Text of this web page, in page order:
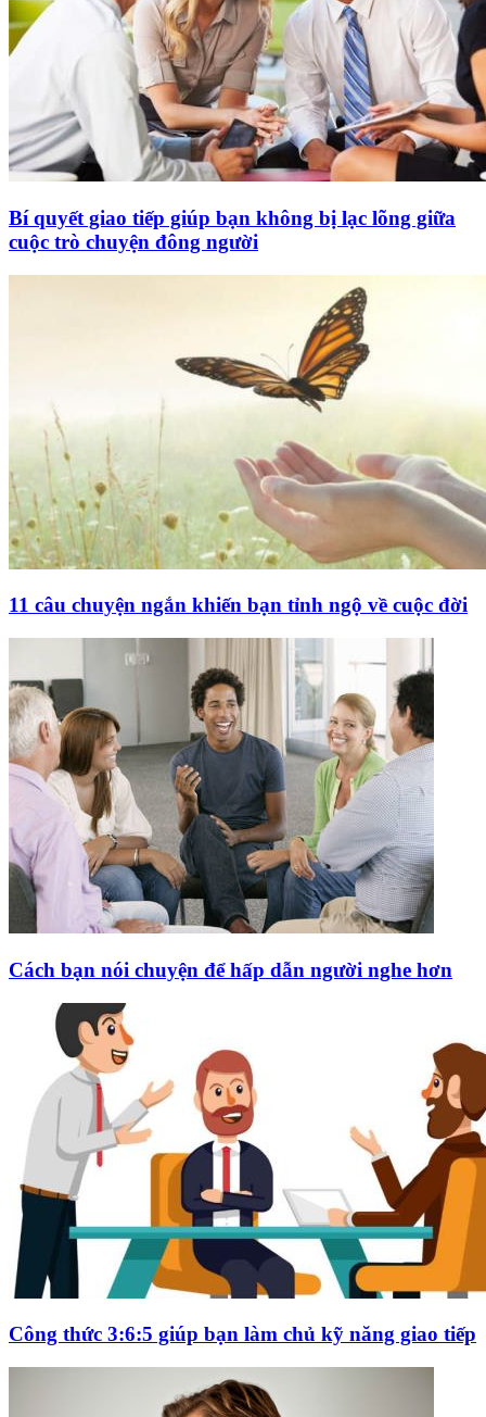
Bí quyết giao tiếp giúp bạn không bị lạc lõng giữa
cuộc trò chuyện đông người
11 câu chuyện ngắn khiến bạn tỉnh ngộ về cuộc đời
Cách bạn nói chuyện để hấp dẫn người nghe hơn
Công thức 3:6:5 giúp bạn làm chủ kỹ năng giao tiếp